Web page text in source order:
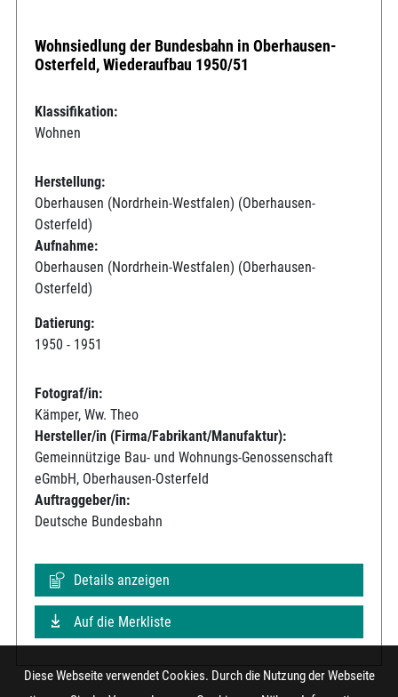
Wohnsiedlung der Bundesbahn in Oberhausen-
Osterfeld, Wiederaufbau 1950/51
Klassifikation:
Wohnen
Herstellung:
Oberhausen (Nordrhein-Westfalen) (Oberhausen-
Osterfeld)
Aufnahme:
Oberhausen (Nordrhein-Westfalen) (Oberhausen-
Osterfeld)
Datierung:
1950 - 1951
Fotograf/in:
Kämper, Ww. Theo
Hersteller/in (Firma/Fabrikant/Manufaktur):
Gemeinnützige Bau- und Wohnungs-Genossenschaft
eGmbH, Oberhausen-Osterfeld
Auftraggeber/in:
Deutsche Bundesbahn
Details anzeigen
Auf die Merkliste
Diese Webseite verwendet Cookies. Durch die Nutzung der Webseite